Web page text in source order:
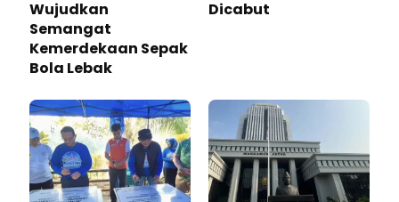
Wujudkan
Semangat
Kemerdekaan Sepak
Bola Lebak
Dicabut